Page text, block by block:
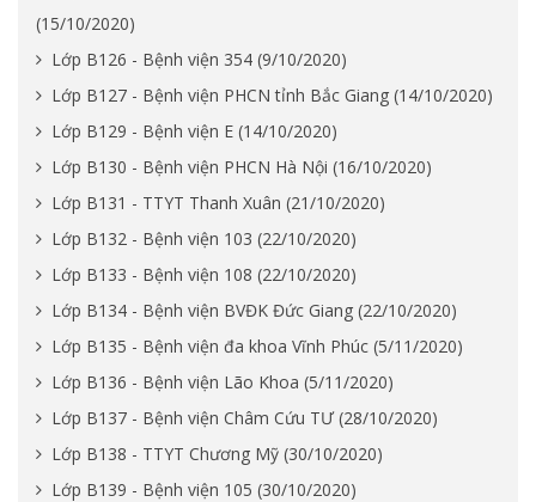
(15/10/2020)
Lớp B126 - Bệnh viện 354 (9/10/2020)
Lớp B127 - Bệnh viện PHCN tỉnh Bắc Giang (14/10/2020)
Lớp B129 - Bệnh viện E (14/10/2020)
Lớp B130 - Bệnh viện PHCN Hà Nội (16/10/2020)
Lớp B131 - TTYT Thanh Xuân (21/10/2020)
Lớp B132 - Bệnh viện 103 (22/10/2020)
Lớp B133 - Bệnh viện 108 (22/10/2020)
Lớp B134 - Bệnh viện BVĐK Đức Giang (22/10/2020)
Lớp B135 - Bệnh viện đa khoa Vĩnh Phúc (5/11/2020)
Lớp B136 - Bệnh viện Lão Khoa (5/11/2020)
Lớp B137 - Bệnh viện Châm Cứu TƯ (28/10/2020)
Lớp B138 - TTYT Chương Mỹ (30/10/2020)
Lớp B139 - Bệnh viện 105 (30/10/2020)